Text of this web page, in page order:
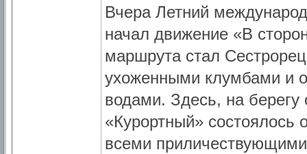
Вчера Летний
начал движение «В
маршрута стал
ухоженными клумбами и
водами. Здесь, на берегу
«Курортный» состоялось
всеми